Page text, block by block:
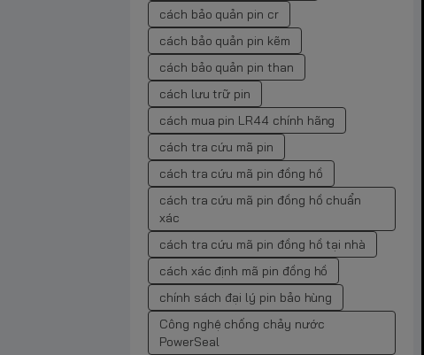
cách bảo quản pin cr
cách bảo quản pin kẽm
cách bảo quản pin than
cách lưu trữ pin
cách mua pin LR44 chính hãng
cách tra cứu mã pin
cách tra cứu mã pin đồng hồ
cách tra cứu mã pin đồng hồ chuẩn
xác
cách tra cứu mã pin đồng hồ tại nhà
cách xác định mã pin đồng hồ
chính sách đại lý pin bảo hùng
Công nghệ chống chảy nước
PowerSeal